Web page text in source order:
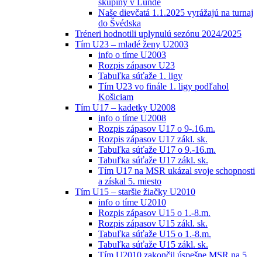
Naše dievčatá 1.1.2025 vyrážajú na turnaj
do Švédska
Tréneri hodnotili uplynulú sezónu 2024/2025
Tím U23 – mladé ženy U2003
info o tíme U2003
Rozpis zápasov U23
Tabuľka súťaže 1. ligy
Tím U23 vo finále 1. ligy podľahol
Košiciam
Tím U17 – kadetky U2008
info o tíme U2008
Rozpis zápasov U17 o 9-.16.m.
Rozpis zápasov U17 zákl. sk.
Tabuľka súťaže U17 o 9.-16.m.
Tabuľka súťaže U17 zákl. sk.
Tím U17 na MSR ukázal svoje schopnosti
a získal 5. miesto
Tím U15 – staršie žiačky U2010
info o tíme U2010
Rozpis zápasov U15 o 1.-8.m.
Rozpis zápasov U15 zákl. sk.
Tabuľka súťaže U15 o 1.-8.m.
Tabuľka súťaže U15 zákl. sk.
Tím U2010 zakončil úspešne MSR na 5.